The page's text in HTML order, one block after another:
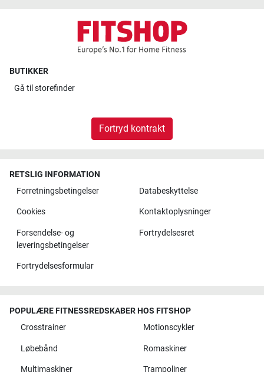
BUTIKKER
Gå til storefinder
Fortryd kontrakt
RETSLIG INFORMATION
Forretningsbetingelser
Databeskyttelse
Cookies Kontaktoplysninger
Forsendelse- og
leveringsbetingelser
Fortrydelsesret
Fortrydelsesformular
POPULÆRE FITNESSREDSKABER HOS FITSHOP
Crosstrainer
Motionscykler
Løbebånd Romaskiner
Multimaskiner Trampoliner